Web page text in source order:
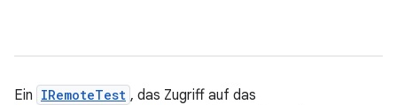
Ein IRemoteTest , das Zugriff auf das